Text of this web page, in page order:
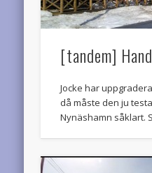
[tandem]
Jocke har
då måste den ju
Nynäshamn såklart.